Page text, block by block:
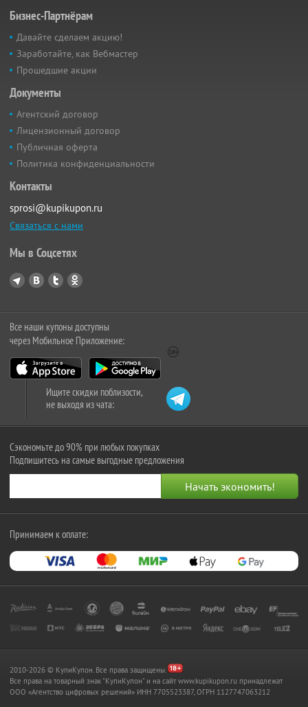
Бизнес-Партнёрам
Давайте сделаем акцию!
Заработайте, как Вебмастер
Прошедшие акции
Документы
Агентский договор
Лицензионный договор
Публичная оферта
Политика конфиденциальности
Контакты
sprosi@kupikupon.ru
Связаться с нами
Мы в Соцсетях
Все наши купоны доступны
через Мобильное Приложение:
Ищите скидки поблизости,
не выходя из чата:
Сэкономьте до 90% при любых покупках
Подпишитесь на самые выгодные предложения
Принимаем к оплате:
2010-2026 © КупиКупон. Все права защищены.
Все права на товарный знак "КупиКупон" и на сайт www.kupikupon.ru принадлежат
OOO «Агентство цифровых решений» ИНН 7705523387, ОГРН 1127747063212